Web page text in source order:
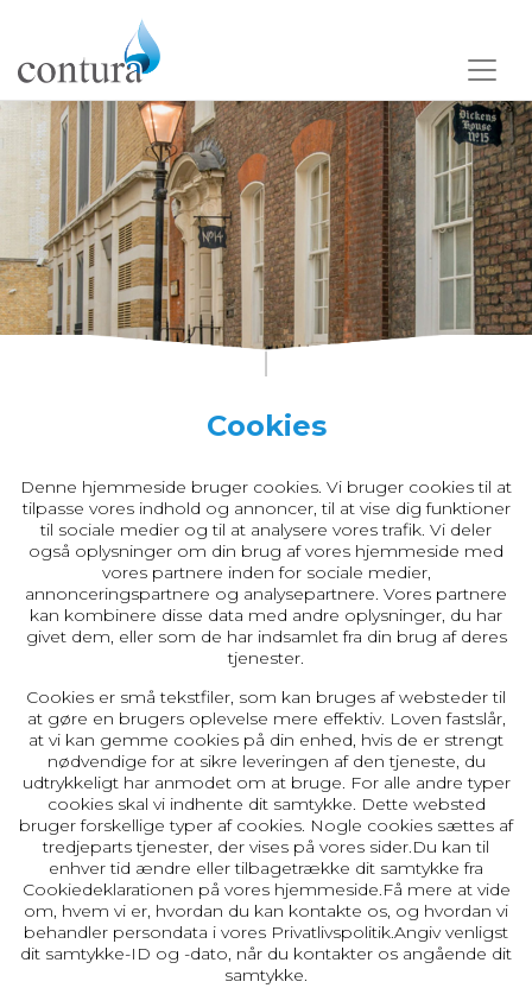
Cookies
Denne hjemmeside bruger cookies. Vi bruger cookies til at
tilpasse vores indhold og annoncer, til at vise dig funktioner
til sociale medier og til at analysere vores trafik. Vi deler
også oplysninger om din brug af vores hjemmeside med
vores partnere inden for sociale medier,
annonceringspartnere og analysepartnere. Vores partnere
kan kombinere disse data med andre oplysninger, du har
givet dem, eller som de har indsamlet fra din brug af deres
tjenester.
Cookies er små tekstfiler, som kan bruges af websteder til
at gøre en brugers oplevelse mere effektiv. Loven fastslår,
at vi kan gemme cookies på din enhed, hvis de er strengt
nødvendige for at sikre leveringen af den tjeneste, du
udtrykkeligt har anmodet om at bruge. For alle andre typer
cookies skal vi indhente dit samtykke. Dette websted
bruger forskellige typer af cookies. Nogle cookies sættes af
tredjeparts tjenester, der vises på vores sider.Du kan til
enhver tid ændre eller tilbagetrække dit samtykke fra
Cookiedeklarationen på vores hjemmeside.Få mere at vide
om, hvem vi er, hvordan du kan kontakte os, og hvordan vi
behandler persondata i vores Privatlivspolitik.Angiv venligst
dit samtykke-ID og -dato, når du kontakter os angående dit
samtykke.